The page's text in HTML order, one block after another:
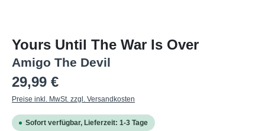
Yours Until The War Is Over
Amigo The Devil
Regulärer Preis:
29,99 €
Preise inkl. MwSt. zzgl. Versandkosten
Sofort verfügbar, Lieferzeit: 1-3 Tage